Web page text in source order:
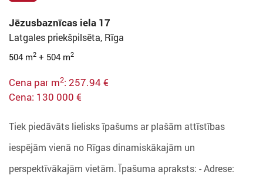
Jēzusbaznīcas iela 17
Latgales priekšpilsēta, Rīga
504 m2 + 504 m2
Cena par m2: 257.94 €
Cena: 130 000 €
Tiek piedāvāts lielisks īpašums ar plašām attīstības
iespējām vienā no Rīgas dinamiskākajām un
perspektīvākajām vietām. Īpašuma apraksts: - Adrese: